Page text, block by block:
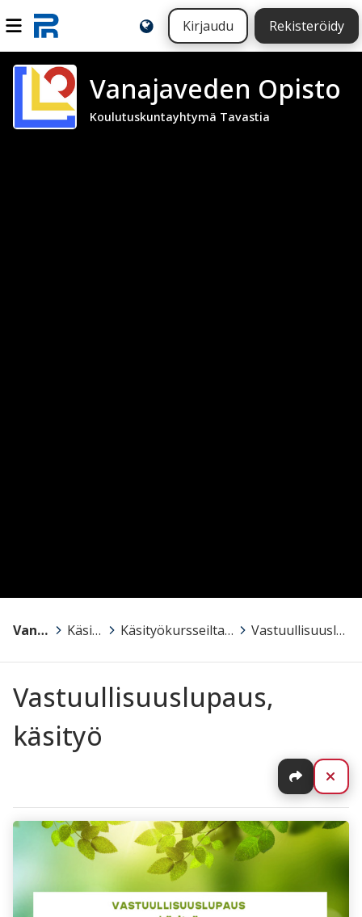
Kirjaudu Rekisteröidy
Vanajaveden Opisto
Koulutuskuntayhtymä Tavastia
Vanajaveden Opisto > Käsityö > Käsityökursseilta iloa ja elämyksiä – elämänlaatua oppimisen kautta! > Vastuullisuuslupaus, käsityö
Vastuullisuuslupaus,
käsityö
Jaa